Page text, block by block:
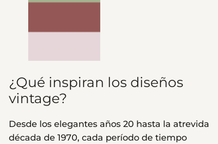
¿Qué inspiran los diseños
vintage?
Desde los elegantes años 20 hasta la atrevida
década de 1970, cada período de tiempo